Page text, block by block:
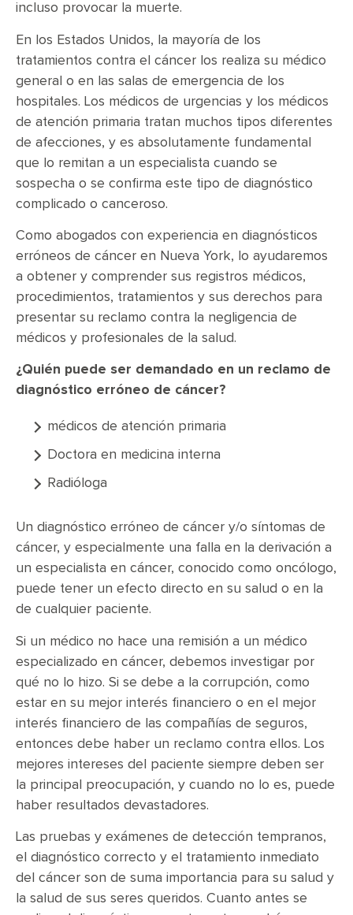
incluso provocar la muerte.
En los Estados Unidos, la mayoría de los
tratamientos contra el cáncer los realiza su médico
general o en las salas de emergencia de los
hospitales. Los médicos de urgencias y los médicos
de atención primaria tratan muchos tipos diferentes
de afecciones, y es absolutamente fundamental
que lo remitan a un especialista cuando se
sospecha o se confirma este tipo de diagnóstico
complicado o canceroso.
Como abogados con experiencia en diagnósticos
erróneos de cáncer en Nueva York, lo ayudaremos
a obtener y comprender sus registros médicos,
procedimientos, tratamientos y sus derechos para
presentar su reclamo contra la negligencia de
médicos y profesionales de la salud.
¿Quién puede ser demandado en un reclamo de
diagnóstico erróneo de cáncer?
médicos de atención primaria
Doctora en medicina interna
Radióloga
Un diagnóstico erróneo de cáncer y/o síntomas de
cáncer, y especialmente una falla en la derivación a
un especialista en cáncer, conocido como oncólogo,
puede tener un efecto directo en su salud o en la
de cualquier paciente.
Si un médico no hace una remisión a un médico
especializado en cáncer, debemos investigar por
qué no lo hizo. Si se debe a la corrupción, como
estar en su mejor interés financiero o en el mejor
interés financiero de las compañías de seguros,
entonces debe haber un reclamo contra ellos. Los
mejores intereses del paciente siempre deben ser
la principal preocupación, y cuando no lo es, puede
haber resultados devastadores.
Las pruebas y exámenes de detección tempranos,
el diagnóstico correcto y el tratamiento inmediato
del cáncer son de suma importancia para su salud y
la salud de sus seres queridos. Cuanto antes se